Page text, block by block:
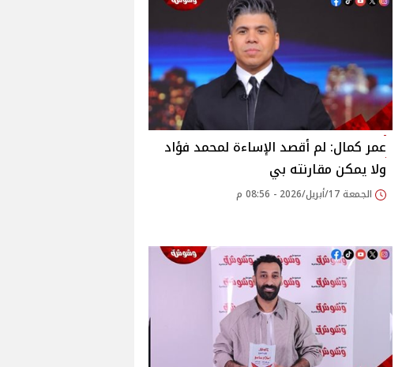
عمر كمال: لم أقصد الإساءة لمحمد فؤاد
ولا يمكن مقارنته بي
الجمعة 17/أبريل/2026 - 08:56 م